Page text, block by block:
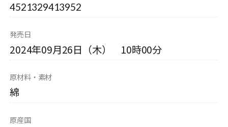
4521329413952
発売日
2024年09月26日（木） 10時00分
原材料・素材
綿
原産国